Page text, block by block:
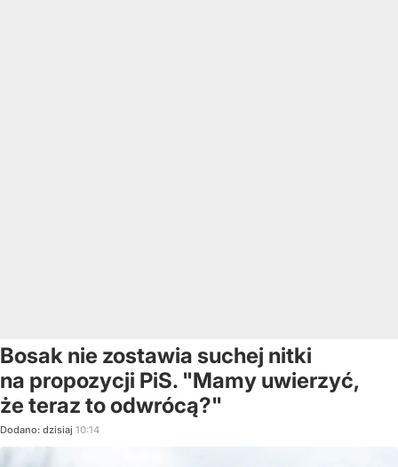
Bosak nie zostawia suchej nitki
na propozycji PiS. "Mamy uwierzyć,
że teraz to odwrócą?"
Dodano: dzisiaj 10:14